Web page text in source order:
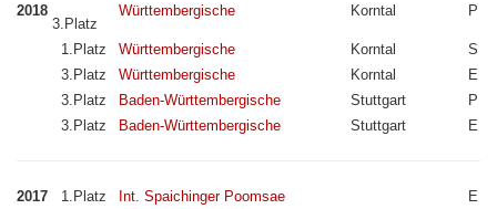
2018
3.Platz
Württembergische Korntal P
1.Platz Württembergische Korntal
S
3.Platz
Württembergische Korntal
E
3.Platz
Baden-Württembergische Stuttgart
P
3.Platz
Baden-Württembergische Stuttgart E
2017 1.Platz Int. Spaichinger Poomsae
E